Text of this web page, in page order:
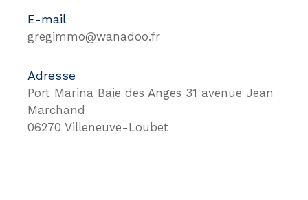
E-mail
gregimmo@wanadoo.fr
Adresse
Port Marina Baie des Anges 31 avenue Jean
Marchand
06270 Villeneuve-Loubet